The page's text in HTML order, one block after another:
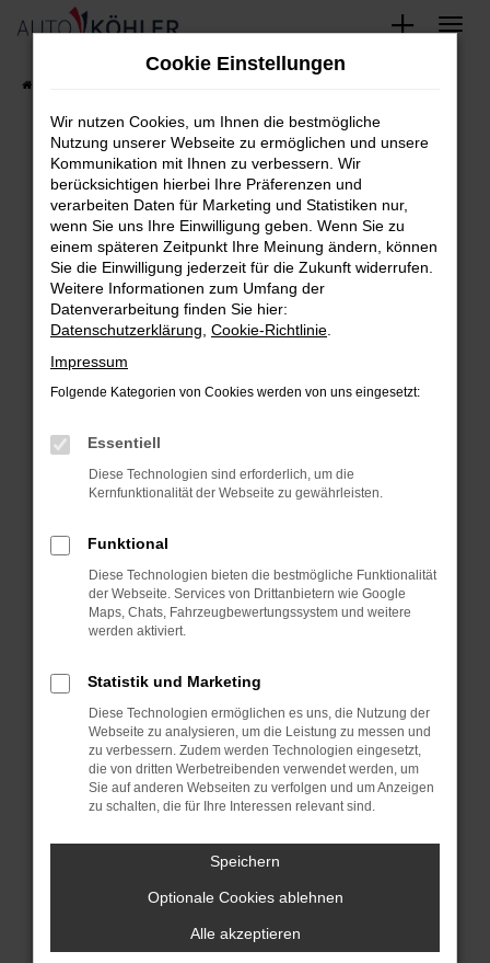
Zum
Fehler: Network Error
Beim Laden ist ein Fehler aufgetreten.
Hier sind ein paar Tipps, die dir helfen können:
Überprüfe deine Firewall und deine
Internetverbindung.
Laden andere Webseiten, zum Beispiel
deine Suchmaschine?
Manche Erweiterungen, wie Werbeblocker,
können das Laden bestimmter Seiten
verhindern. Funktioniert die Seite in einem
Fenster?
Starte dein Gerät neu.
Das kann manchmal helfen,
vorübergehende Probleme zu beheben.
Stelle sicher, dass dein Browser und dein
Betriebssystem auf dem neuesten Stand
sind.
Veraltete Software birgt nicht nur ein
Sicherheitsrisiko, sondern kann auch dazu
führen, dass bestimmte Funktionen nicht
Wende dich an den Webseitenbetreiber.
Wenn du alle oben genannten Schritte
versucht hast, kontaktiere uns bitte. Wir
werden versuchen, das Problem zu
Cookie Einstellungen
Wir nutzen Cookies, um Ihnen die bestmögliche
Nutzung unserer Webseite zu ermöglichen und unsere
Kommunikation mit Ihnen zu verbessern. Wir
berücksichtigen hierbei Ihre Präferenzen und
verarbeiten Daten für Marketing und Statistiken nur,
wenn Sie uns Ihre Einwilligung geben. Wenn Sie zu
einem späteren Zeitpunkt Ihre Meinung ändern, können
Sie die Einwilligung jederzeit für die Zukunft widerrufen.
Weitere Informationen zum Umfang der
Datenverarbeitung finden Sie hier:
Datenschutzerklärung Cookie-Richtlinie
Impressum
Folgende Kategorien von Cookies werden von uns eingesetzt:
Essentiell
Diese Technologien sind erforderlich, um die
Kernfunktionalität der Webseite zu gewährleisten.
Funktional
Diese Technologien bieten die bestmögliche Funktionalität
der Webseite. Services von Drittanbietern wie Google
Maps, Chats, Fahrzeugbewertungssystem und weitere
werden aktiviert.
Statistik und Marketing
Diese Technologien ermöglichen es uns, die Nutzung der
Webseite zu analysieren, um die Leistung zu messen und
zu verbessern. Zudem werden Technologien eingesetzt,
die von dritten Werbetreibenden verwendet werden, um
Sie auf anderen Webseiten zu verfolgen und um Anzeigen
zu schalten, die für Ihre Interessen relevant sind.
Speichern
Optionale Cookies ablehnen
Alle akzeptieren